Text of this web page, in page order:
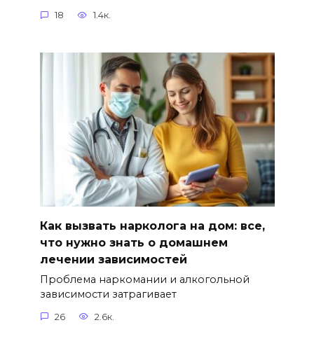
18 1.4к.
Как вызвать нарколога на дом: все,
что нужно знать о домашнем
лечении зависимостей
Проблема наркомании и алкогольной
зависимости затрагивает
26 2.6к.